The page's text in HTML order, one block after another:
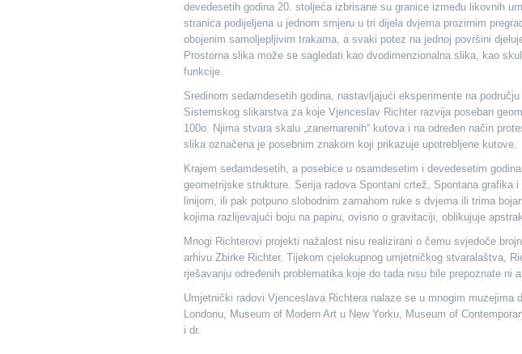
devedesetih godina 20. stoljeća izbrisane su granice između likovnih
stranica podijeljena u jednom smjeru u tri dijela dvjema prozirnim
obojenim samoljepljivim trakama, a svaki potez na jednoj površini
Prostorna slika može se sagledati kao dvodimenzionalna slika, kao
funkcije.
Sredinom sedamdesetih godina, nastavljajući eksperimente na
Sistemskog slikarstva za koje Vjenceslav Richter razvija poseban
100o. Njima stvara skalu „zanemarenih“ kutova i na određen način
slika označena je posebnim znakom koji prikazuje upotrebljene kutove.
Krajem sedamdesetih, a posebice u osamdesetim i devedesetim
geometrijske strukture. Serija radova Spontani crtež, Spontana grafika
linijom, ili pak potpuno slobodnim zamahom ruke s dvjema ili trima
kojima razlijevajući boju na papiru, ovisno o gravitaciji, oblikujuje
Mnogi Richterovi projekti nažalost nisu realizirani o čemu svjedoče
arhivu Zbirke Richter. Tijekom cjelokupnog umjetničkog stvaralaštva,
rješavanju određenih problematika koje do tada nisu bile prepoznate ni
Umjetnički radovi Vjenceslava Richtera nalaze se u mnogim muzejima
Londonu, Museum of Modern Art u New Yorku, Museum of
i dr.